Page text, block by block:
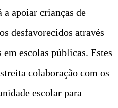
a apoiar crianças de
desfavorecidos através
escolas públicas. Estes
colaboração com os
escolar para